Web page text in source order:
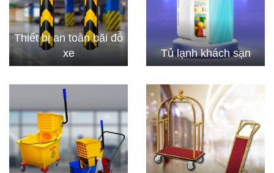
Thiết bị an toàn bãi đỗ
xe
Tủ lạnh khách sạn